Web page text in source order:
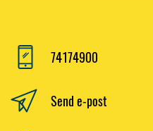
74174900
Send e-post